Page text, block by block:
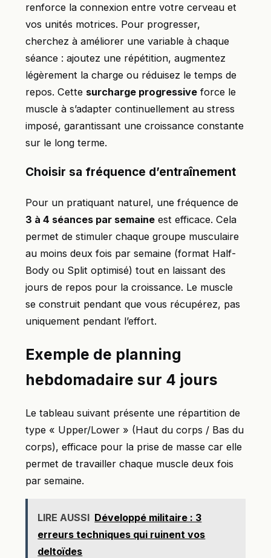
renforce la connexion entre votre cerveau et
vos unités motrices. Pour progresser,
cherchez à améliorer une variable à chaque
séance : ajoutez une répétition, augmentez
légèrement la charge ou réduisez le temps de
repos. Cette surcharge progressive force le
muscle à s’adapter continuellement au stress
imposé, garantissant une croissance constante
sur le long terme.
Choisir sa fréquence d’entraînement
Pour un pratiquant naturel, une fréquence de
3 à 4 séances par semaine est efficace. Cela
permet de stimuler chaque groupe musculaire
au moins deux fois par semaine (format Half-
Body ou Split optimisé) tout en laissant des
jours de repos pour la croissance. Le muscle
se construit pendant que vous récupérez, pas
uniquement pendant l’effort.
Exemple de planning
hebdomadaire sur 4 jours
Le tableau suivant présente une répartition de
type « Upper/Lower » (Haut du corps / Bas du
corps), efficace pour la prise de masse car elle
permet de travailler chaque muscle deux fois
par semaine.
LIRE AUSSI Développé militaire : 3
erreurs techniques qui ruinent vos
deltoïdes